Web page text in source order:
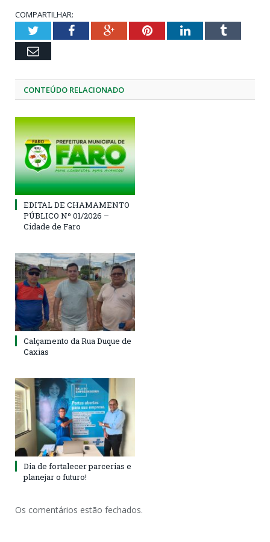
COMPARTILHAR:
TwitterFacebookGoogle+PinterestLinkedInTumblr
Email
CONTEÚDO RELACIONADO
EDITAL DE CHAMAMENTO
PÚBLICO Nº 01/2026 –
Cidade de Faro
Calçamento da Rua Duque de
Caxias
Dia de fortalecer parcerias e
planejar o futuro!
Os comentários estão fechados.